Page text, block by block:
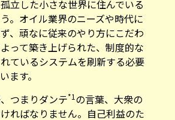
立した小さな世界に住んでいる
。オイル業界のニーズや時代に
、頑なに従来のやり方にこだわ
って築き上げられた、制度的な
ているシステムを刷新する必要
ます。
つまりダンテ*1 の言葉、大衆の
ればなりません。自己利益のた